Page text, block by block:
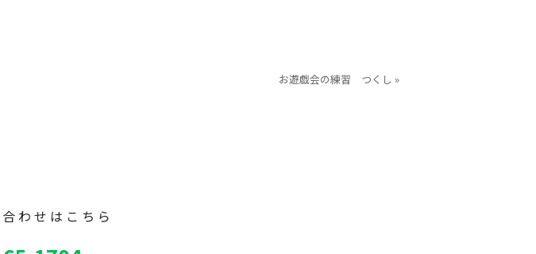
お遊戯会の練習 つくし »
わせはこちら